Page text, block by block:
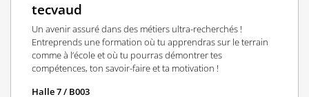
tecvaud
Un avenir assuré dans des métiers ultra-recherchés !
Entreprends une formation où tu apprendras sur le terrain
comme à l’école et où tu pourras démontrer tes
compétences, ton savoir-faire et ta motivation !
Halle 7 / B003